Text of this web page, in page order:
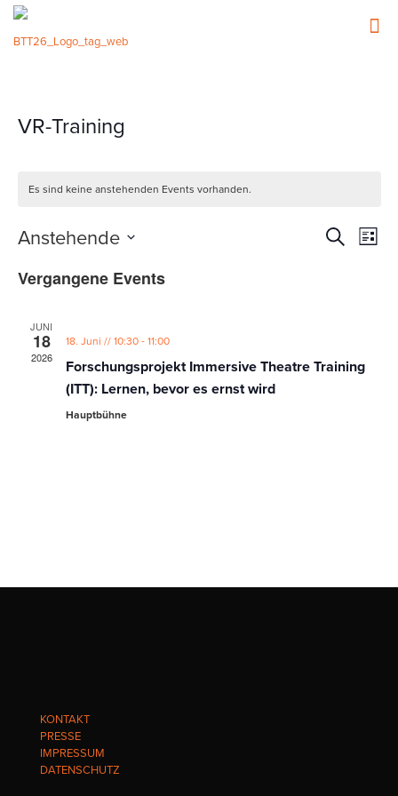
VR-Training
Es sind keine anstehenden Events vorhanden.
Events
SucheEvent
Liste
Anstehende
wählen.
Vergangene Events
JUNI
18
2026
18. Juni // 10:30-11:00
Forschungsprojekt Immersive Theatre Training
(ITT): Lernen, bevor es ernst wird
Hauptbühne
KONTAKT
PRESSE
IMPRESSUM
DATENSCHUTZ